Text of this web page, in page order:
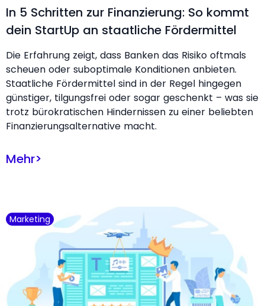
In 5 Schritten zur Finanzierung: So kommt
dein StartUp an staatliche Fördermittel
Die Erfahrung zeigt, dass Banken das Risiko oftmals
scheuen oder suboptimale Konditionen anbieten.
Staatliche Fördermittel sind in der Regel hingegen
günstiger, tilgungsfrei oder sogar geschenkt – was sie
trotz bürokratischen Hindernissen zu einer beliebten
Finanzierungsalternative macht.
Mehr>
Marketing